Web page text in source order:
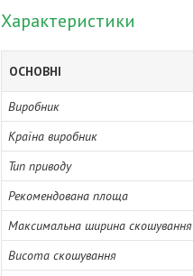
Характеристики
ОСНОВНІ
Виробник
Країна виробник
Тип приводу
Рекомендована площа
Максимальна ширина скошування
Висота скошування